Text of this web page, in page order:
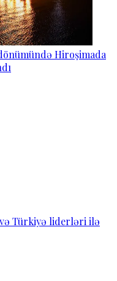
Hiroşimada
Türkiyə liderləri ilə